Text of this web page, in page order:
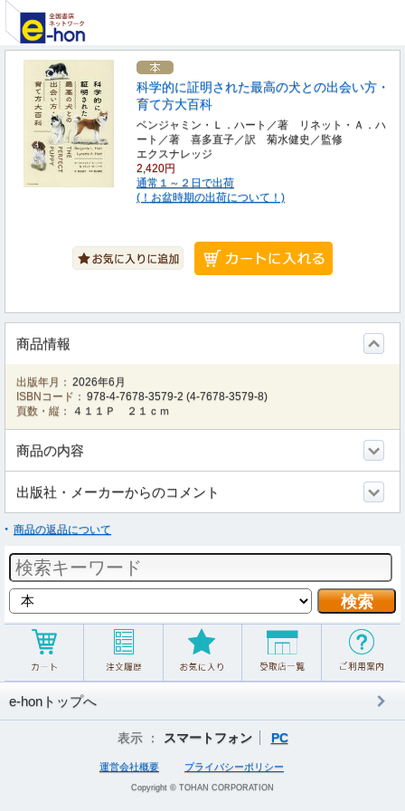
科学的に証明された最高の犬との出会い方・
育て方大百科
ベンジャミン・Ｌ．ハート／著 リネット・Ａ．ハ
ート／著 喜多直子／訳 菊水健史／監修
エクスナレッジ
2,420円
通常１～２日で出荷
(！お盆時期の出荷について！)
商品情報
出版年月： 2026年6月
ISBNコード： 978-4-7678-3579-2 (4-7678-3579-8)
頁数・縦：
４１１Ｐ ２１ｃｍ
商品の内容
出版社・メーカーからのコメント
商品の返品について
e-honトップへ
表示 ： スマートフォン PC
運営会社概要 プライバシーポリシー
Copyright © TOHAN CORPORATION